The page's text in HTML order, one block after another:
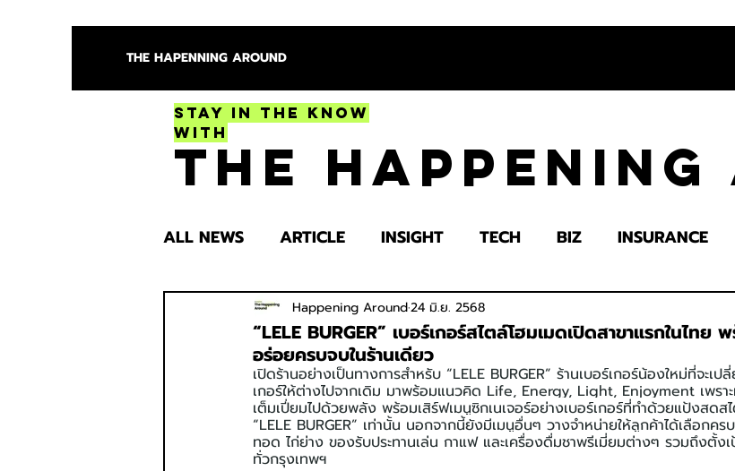
THE HAPENNING AROUND
Stay in the Know
With
The
ALL NEWS ARTICLE INSIGHT TECH BIZ INSURANCE
ENTERTAINMENT HEALTH EDUCATION
SPOTLIGHT TRY
“LELE BURGER” เบอร์เกอร์สไตล์โฮมเมดเปิดสาขาแรกในไท
อร่อยครบจบในร้านเดียว
Happening Around24 มิ.ย. 2568
เปิดร้านอย่างเป็นทางการสำหรับ “LELE BURGER” ร้านเบอร์เกอร์น้องใหม่ที่จะเป
เกอร์ให้ต่างไปจากเดิม มาพร้อมแนวคิด Life, Energy, Light, Enjoyment เพรา
เต็มเปี่ยมไปด้วยพลัง พร้อมเสิร์ฟเมนูซิกเนเจอร์อย่างเบอร์เกอร์ที่ทำด้วยแป้งสดส
“LELE BURGER” เท่านั้น นอกจากนี้ยังมีเมนูอื่นๆ วางจำหน่ายให้ลูกค้าได้เลือกคร
ทอด ไก่ย่าง ของรับประทานเล่น กาแฟ และเครื่องดื่มชาพรีเมี่ยมต่างๆ รวมถึงตั้ง
ทั่วกรุงเทพฯ